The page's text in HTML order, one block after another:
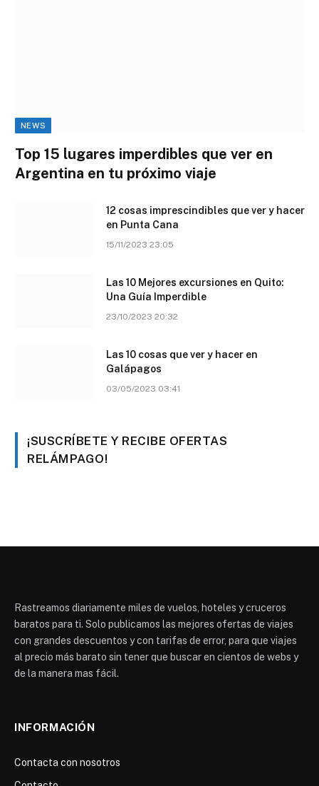
NEWS
Top 15 lugares imperdibles que ver en
Argentina en tu próximo viaje
12 cosas imprescindibles que ver y hacer
en Punta Cana
15/11/2023 23:05
Las 10 Mejores excursiones en Quito:
Una Guía Imperdible
23/10/2023 20:32
Las 10 cosas que ver y hacer en
Galápagos
03/05/2023 03:41
¡SUSCRÍBETE Y RECIBE OFERTAS
RELÁMPAGO!
Rastreamos diariamente miles de vuelos, hoteles y cruceros
baratos para ti. Solo publicamos las mejores ofertas de viajes
con grandes descuentos y con tarifas de error, para que viajes
al precio más barato sin tener que buscar en cientos de webs y
de la manera mas fácil.
INFORMACIÓN
Contacta con nosotros